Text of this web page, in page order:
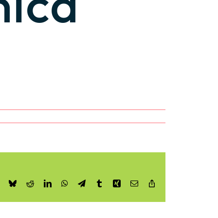
BlueskyRedditLinkedInWhatsApp
TelegramTumblrXing Email